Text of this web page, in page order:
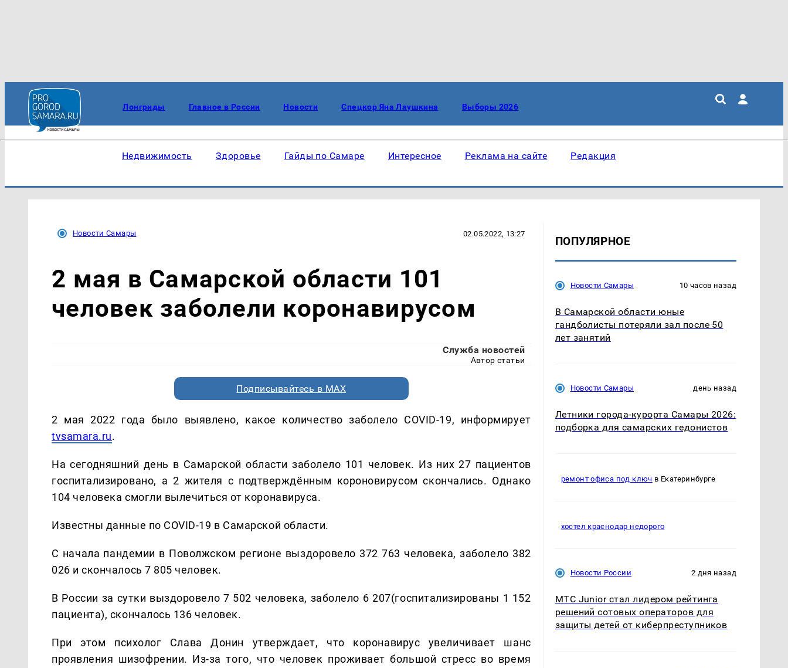
Лонгриды Главное в России Новости Спецкор Яна Лаушкина Выборы 2026
Недвижимость Здоровье Гайды по Самаре Интересное Реклама на сайте Редакция
Новости Самары 02.05.2022, 13:27
2 мая в Самарской области 101
человек заболели коронавирусом
Служба новостей
Автор статьи
Подписывайтесь в MAX
2 мая 2022 года было выявлено, какое количество заболело COVID-19, информирует
tvsamara.ru.
На сегодняшний день в Самарской области заболело 101 человек. Из них 27 пациентов
госпитализировано, а 2 жителя с подтверждённым короновирусом скончались. Однако
104 человека смогли вылечиться от коронавируса.
Известны данные по COVID-19 в Самарской области.
С начала пандемии в Поволжском регионе выздоровело 372 763 человека, заболело 382
026 и скончалось 7 805 человек.
В России за сутки выздоровело 7 502 человека, заболело 6 207(госпитализированы 1 152
пациента), скончалось 136 человек.
При этом психолог Слава Донин утверждает, что коронавирус увеличивает шанс
проявления шизофрении. Из-за того, что человек проживает большой стресс во время
ПОПУЛЯРНОЕ
Новости Самары 10 часов назад
В Самарской области юные
гандболисты потеряли зал после 50
лет занятий
Новости Самары день назад
Летники города-курорта Самары 2026:
подборка для самарских гедонистов
ремонт офиса под ключ в Екатеринбурге
хостел краснодар недорого
Новости России 2 дня назад
МТС Junior стал лидером рейтинга
решений сотовых операторов для
защиты детей от киберпреступников